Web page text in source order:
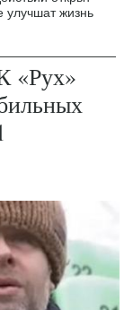
жизнь
«Рух»